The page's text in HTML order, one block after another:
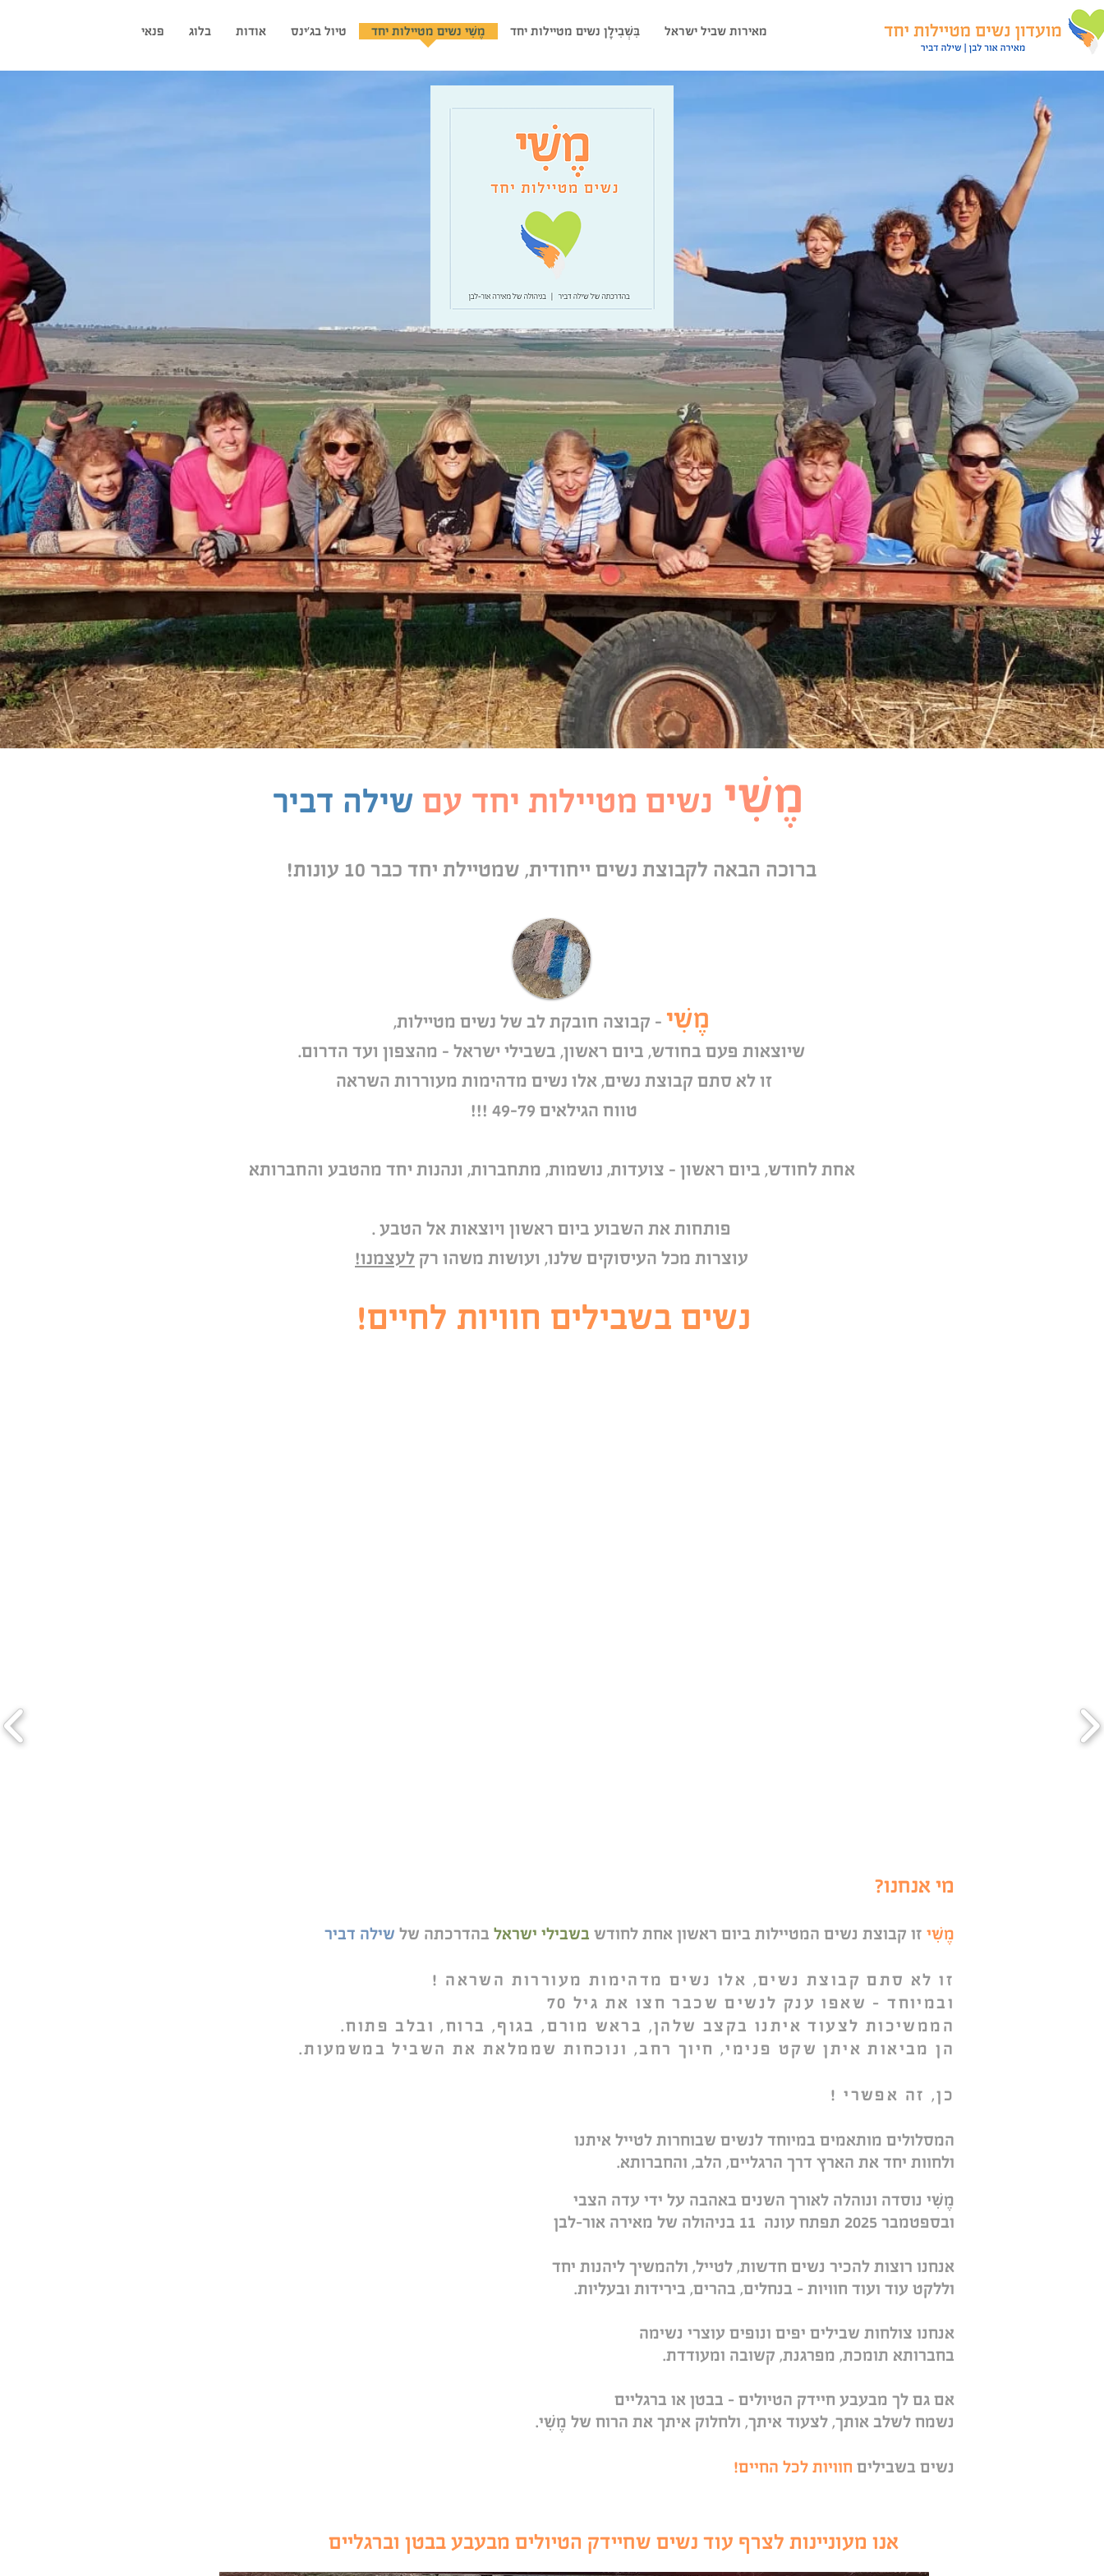
מאירות שביל ישראל בִּשְׁבִילָן נשים מטיילות יחד מֶשִׁי נשים מטיילות יחד טיול בג'ינס אודות בלוג פנאי
מֶשִׁי נשים מטיילות יחד עם שילה דביר
ברוכה הבאה לקבוצת נשים ייחודית, שמטיילת יחד כבר 10 עונות!
מֶשִׁי - קבוצה חובקת לב של נשים מטיילות,
שיוצאות פעם בחודש, ביום ראשון, בשבילי ישראל – מהצפון ועד הדרום.
זו לא סתם קבוצת נשים, אלו נשים מדהימות מעוררות השראה
טווח הגילאים 49-79 !!!
אחת לחודש, ביום ראשון – צועדות, נושמות, מתחברות, ונהנות יחד מהטבע והחברותא
פותחות את השבוע ביום ראשון ויוצאות אל הטבע .
עוצרות מכל העיסוקים שלנו, ועושות משהו רק לעצמנו!
נשים בשבילים חוויות לחיים!
מי אנחנו?
מֶשִׁי זו קבוצת נשים המטיילות ביום ראשון אחת לחודש בשבילי ישראל בהדרכתה של שילה דביר
זו לא סתם קבוצת נשים, אלו נשים מדהימות מעוררות השראה !
ובמיוחד – שאפו ענק לנשים שכבר חצו את גיל 70
הממשיכות לצעוד איתנו בקצב שלהן, בראש מורם, בגוף, ברוח, ובלב פתוח.
הן מביאות איתן שקט פנימי, חיוך רחב, ונוכחות שממלאת את השביל במשמעות.
כן, זה אפשרי !
המסלולים מותאמים במיוחד לנשים שבוחרות לטייל איתנו
ולחוות יחד את הארץ דרך הרגליים, הלב, והחברותא.
מֶשִׁי נוסדה ונוהלה לאורך השנים באהבה על ידי עדה הצבי
ובספטמבר 2025 תפתח עונה 11 בניהולה של מאירה אור-לבן
אנחנו רוצות להכיר נשים חדשות, לטייל, ולהמשיך ליהנות יחד
וללקט עוד ועוד חוויות – בנחלים, בהרים, בירידות ובעליות.
אנחנו צולחות שבילים יפים ונופים עוצרי נשימה
בחברותא תומכת, מפרגנת, קשובה ומעודדת.
אם גם לך מבעבע חיידק הטיולים – בבטן או ברגליים
נשמח לשלב אותך, לצעוד איתך, ולחלוק איתך את הרוח של מֶשִׁי.
נשים בשבילים חוויות לכל החיים!
אנו מעוניינות לצרף עוד נשים שחיידק הטיולים מבעבע ב